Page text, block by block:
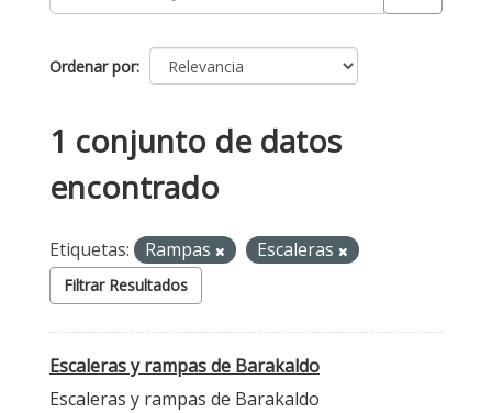
Ordenar por
1 conjunto de datos
encontrado
Etiquetas: Rampas Escaleras
Filtrar Resultados
Escaleras y rampas de Barakaldo
Escaleras y rampas de Barakaldo